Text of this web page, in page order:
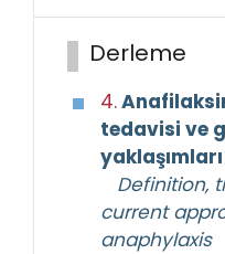
Derleme
4.
tedavisi ve
yaklaşımları
Definition,
current
anaphylaxis